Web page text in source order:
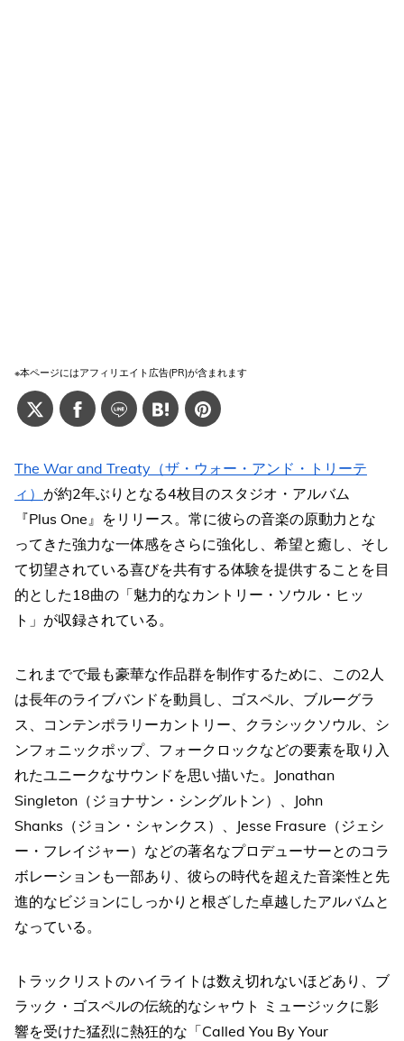
※本ページにはアフィリエイト広告(PR)が含まれます
The War and Treaty（ザ・ウォー・アンド・トリーテ
ィ） が約2年ぶりとなる4枚目のスタジオ・アルバム
『Plus One』をリリース。常に彼らの音楽の原動力とな
ってきた強力な一体感をさらに強化し、希望と癒し、そし
て切望されている喜びを共有する体験を提供することを目
的とした18曲の「魅力的なカントリー・ソウル・ヒッ
ト」が収録されている。
これまでで最も豪華な作品群を制作するために、この2人
は長年のライブバンドを動員し、ゴスペル、ブルーグラ
ス、コンテンポラリーカントリー、クラシックソウル、シ
ンフォニックポップ、フォークロックなどの要素を取り入
れたユニークなサウンドを思い描いた。Jonathan
Singleton（ジョナサン・シングルトン）、John
Shanks（ジョン・シャンクス）、Jesse Frasure（ジェシ
ー・フレイジャー）などの著名なプロデューサーとのコラ
ボレーションも一部あり、彼らの時代を超えた音楽性と先
進的なビジョンにしっかりと根ざした卓越したアルバムと
なっている。
トラックリストのハイライトは数え切れないほどあり、ブ
ラック・ゴスペルの伝統的なシャウト ミュージックに影
響を受けた猛烈に熱狂的な「Called You By Your